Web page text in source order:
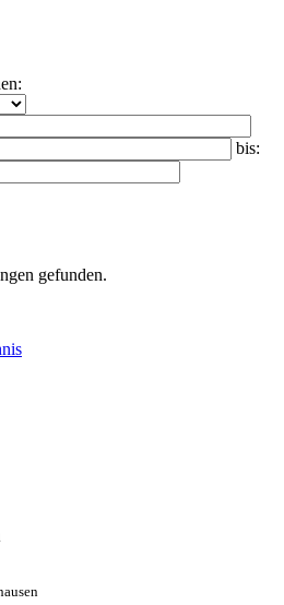
bis:
gefunden.